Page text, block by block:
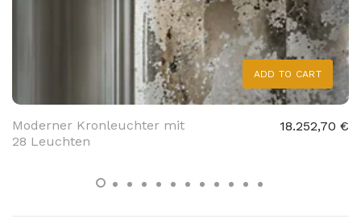
ADD TO CART
Moderner Kronleuchter mit
28 Leuchten
18.252,70 €